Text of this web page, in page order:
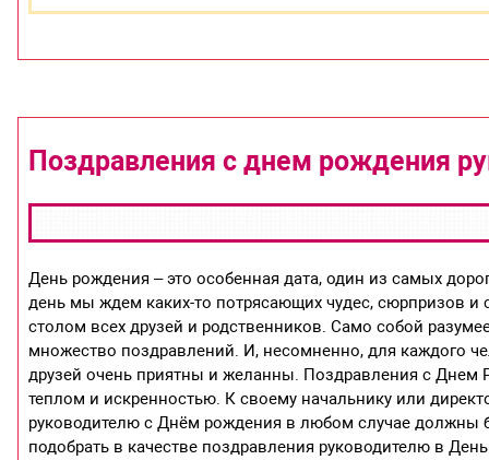
Поздравления с днем рождения
День рождения – это особенная дата, один из самых
день мы ждем каких-то потрясающих чудес, сюрпризов и
столом всех друзей и родственников. Само собой
множество поздравлений. И, несомненно, для каждого
друзей очень приятны и желанны. Поздравления с Днем
теплом и искренностью. К своему начальнику или
руководителю с Днём рождения в любом случае
подобрать в качестве поздравления руководителю в